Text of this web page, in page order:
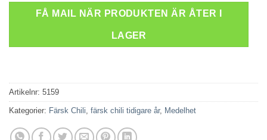
FÅ MAIL NÄR PRODUKTEN ÄR ÅTER I
LAGER
Artikelnr: 5159
Kategorier: Färsk Chili, färsk chili tidigare år, Medelhet